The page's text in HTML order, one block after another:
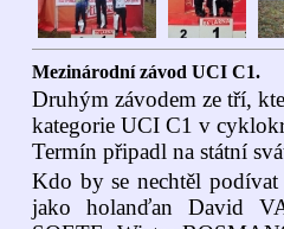
Mezinárodní závod UCI C1.
Druhým závodem ze tří,
kategorie UCI C1 v
Termín připadl na státní
Kdo by se nechtěl
jako holanďan David